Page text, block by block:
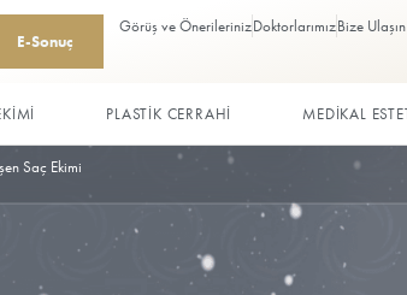
Görüş ve Önerileriniz
SAÇ EKİMİ PLASTİK CERRAHİ
Hızlı İyileşen Saç Ekimi